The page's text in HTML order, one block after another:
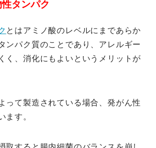
タンパク
とはアミノ酸のレベルにまであらか
ンパク質のことであり、アレルギー
く、消化にもよいというメリットが
って製造されている場合、発がん性
ます。